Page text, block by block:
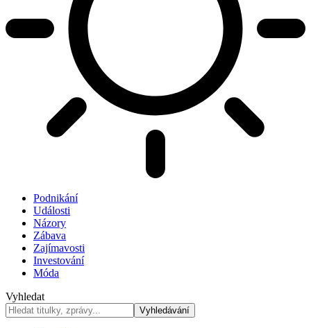
Podnikání
Události
Názory
Zábava
Zajímavosti
Investování
Móda
Vyhledat